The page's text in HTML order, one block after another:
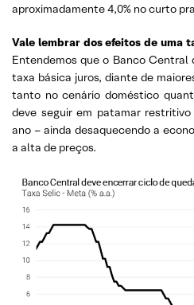
aproximadamente 4,0% no curto
Vale lembrar dos efeitos de uma
Entendemos que o Banco Central
taxa básica juros, diante de
tanto no cenário doméstico
deve seguir em patamar
ano – ainda desaquecendo a
a alta de preços.